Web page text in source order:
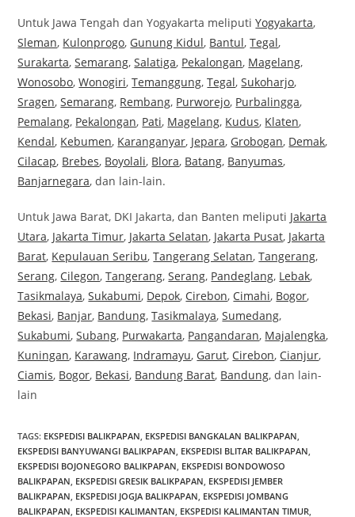
Untuk Jawa Tengah dan Yogyakarta meliputiYogyakarta,
Sleman, Kulonprogo, Gunung Kidul, Bantul,Tegal,
Surakarta,Semarang,Salatiga, Pekalongan, Magelang,
Wonosobo,Wonogiri,Temanggung,Tegal,Sukoharjo,
Sragen,Semarang, Rembang, Purworejo, Purbalingga,
Pemalang, Pekalongan, Pati, Magelang, Kudus, Klaten,
Kendal, Kebumen, Karanganyar, Jepara, Grobogan, Demak,
Cilacap, Brebes, Boyolali, Blora, Batang, Banyumas,
Banjarnegara, dan lain-lain.
Untuk Jawa Barat, DKI Jakarta, dan Banten meliputi Jakarta
Utara, Jakarta Timur, Jakarta Selatan, Jakarta Pusat, Jakarta
Barat, Kepulauan Seribu,Tangerang Selatan,Tangerang,
Serang, Cilegon,Tangerang,Serang, Pandeglang, Lebak,
Tasikmalaya,Sukabumi, Depok, Cirebon, Cimahi, Bogor,
Bekasi, Banjar, Bandung,Tasikmalaya,Sumedang,
Sukabumi,Subang, Purwakarta, Pangandaran, Majalengka,
Kuningan, Karawang, Indramayu, Garut, Cirebon, Cianjur,
Ciamis, Bogor, Bekasi, Bandung Barat, Bandung, dan lain-
lain
TAGS: EKSPEDISI BALIKPAPAN, EKSPEDISI BANGKALAN BALIKPAPAN,
EKSPEDISI BANYUWANGI BALIKPAPAN, EKSPEDISI BLITAR BALIKPAPAN,
EKSPEDISI BOJONEGORO BALIKPAPAN, EKSPEDISI BONDOWOSO
BALIKPAPAN, EKSPEDISI GRESIK BALIKPAPAN, EKSPEDISI JEMBER
BALIKPAPAN, EKSPEDISI JOGJA BALIKPAPAN, EKSPEDISI JOMBANG
BALIKPAPAN, EKSPEDISI KALIMANTAN, EKSPEDISI KALIMANTAN TIMUR,